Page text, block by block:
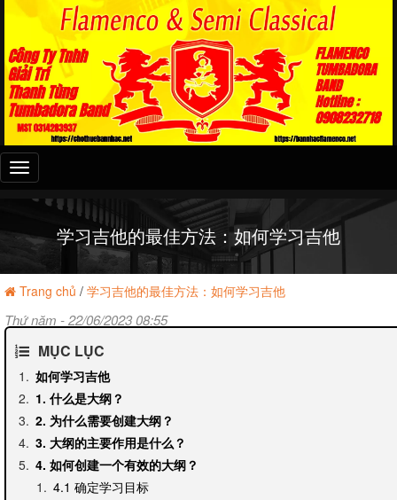
Đây
là
menu
学习吉他的最佳方法：如何学习吉他
Trang chủ / 学习吉他的最佳方法：如何学习吉他
Thứ năm - 22/06/2023 08:55
MỤC LỤC
如何学习吉他
1. 什么是大纲？
2. 为什么需要创建大纲？
3. 大纲的主要作用是什么？
4. 如何创建一个有效的大纲？
4.1 确定学习目标